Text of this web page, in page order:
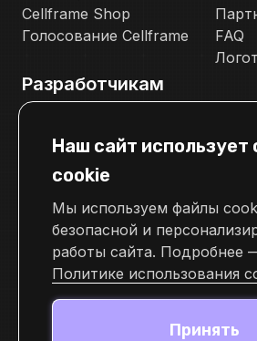
Cellframe Shop
Голосование Cellframe
FAQ
Разработчикам
Телеграм канал для
Свяжитесь с нами
pr@cellframe.net
tech_support@cellframe.net
cellframe_support_ru
Форма обратной связи
Наш сайт использует
cookie
Мы используем файлы
безопасной и
работы сайта. Подробнее
Политике использования
Принять